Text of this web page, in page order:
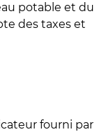
potable et du
des taxes et
fourni par